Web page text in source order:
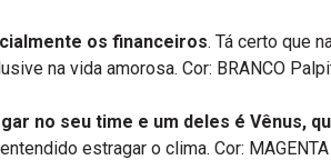
os financeiros. Tá certo que
na vida amorosa. Cor: BRANCO
no seu time e um deles é Vênus,
estragar o clima. Cor: